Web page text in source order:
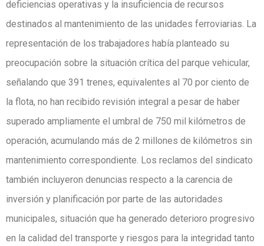
deficiencias operativas y la insuficiencia de recursos
destinados al mantenimiento de las unidades ferroviarias. La
representación de los trabajadores había planteado su
preocupación sobre la situación crítica del parque vehicular,
señalando que 391 trenes, equivalentes al 70 por ciento de
la flota, no han recibido revisión integral a pesar de haber
superado ampliamente el umbral de 750 mil kilómetros de
operación, acumulando más de 2 millones de kilómetros sin
mantenimiento correspondiente. Los reclamos del sindicato
también incluyeron denuncias respecto a la carencia de
inversión y planificación por parte de las autoridades
municipales, situación que ha generado deterioro progresivo
en la calidad del transporte y riesgos para la integridad tanto